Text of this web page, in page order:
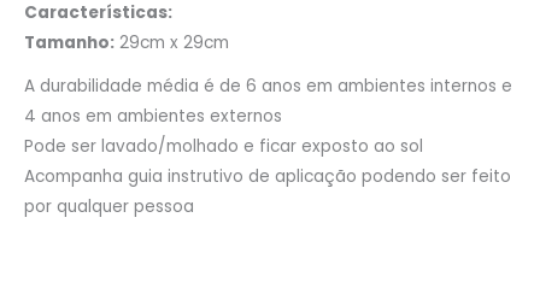
Características:
Tamanho: 29cm x 29cm
A durabilidade média é de 6 anos em ambientes internos e
4 anos em ambientes externos
Pode ser lavado/molhado e ficar exposto ao sol
Acompanha guia instrutivo de aplicação podendo ser feito
por qualquer pessoa